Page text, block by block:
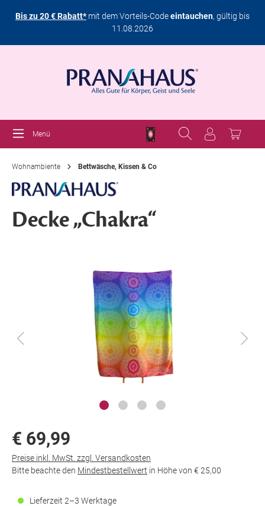
Bis zu 20 € Rabatt*mit dem Vorteils-Codeeintauchen, gültig bis
11.08.2026
Menü
Wohnambiente Bettwäsche, Kissen & Co
Decke „Chakra“
€ 69,99
Preise inkl. MwSt. zzgl. Versandkosten
Bitte beachte den Mindestbestellwert in Höhe von € 25,00
Lieferzeit 2–3 Werktage